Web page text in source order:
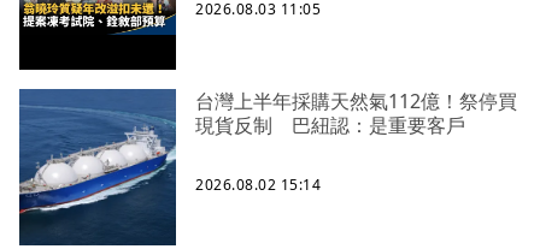
2026.08.03 11:05
台灣上半年採購天然氣112億！祭停買
現貨反制 巴紐認：是重要客戶
2026.08.02 15:14